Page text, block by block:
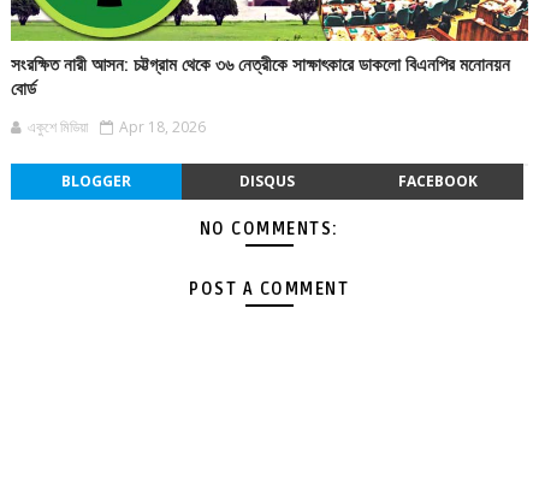
সংরক্ষিত নারী আসন: চট্টগ্রাম থেকে ৩৬ নেত্রীকে সাক্ষাৎকারে ডাকলো বিএনপির মনোনয়ন
বোর্ড
একুশে মিডিয়া Apr 18, 2026
BLOGGER DISQUS FACEBOOK
NO COMMENTS:
POST A COMMENT